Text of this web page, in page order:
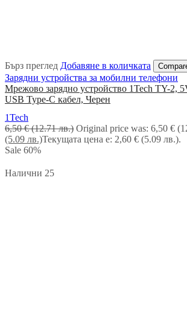
Бърз преглед Добавяне в количката
Зарядни устройства за мобилни телефони
Мрежово зарядно устройство 1Tech TY-2,
USB Type-C кабел, Черен
1Tech
6,50€ (12.71 лв.) Original price was: 6,50 €
(5.09 лв.)Текущата цена е: 2,60 € (5.09 лв.).
Sale 60%
Налични 25